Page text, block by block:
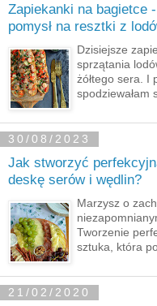
Zapiekanki na bagietce -
pomysł na resztki z
Dzisiejsze
sprzątania
żółtego sera. I
spodziewałam
30/08/2023
Jak stworzyć
deskę serów i wędlin?
Marzysz o
Tworzenie
sztuka, która
21/02/2020